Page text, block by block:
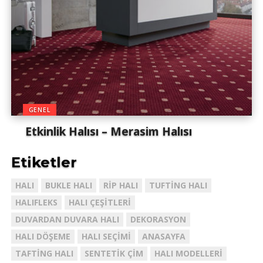
My Floor Kıvırcık Yolluklar, Toz, kir, deri kalıntıları iri taneli
serpintilerini, ürünün gözenekleri karmaşık plastik tel
dokusu ile alt tabakaya inmesini sağlamaktadır.
GENEL
Etkinlik Halısı – Merasim Halısı
Etiketler
HALI BUKLE HALI RIP HALI
TUFTING HALI
HALIFLEKS
HALI ÇEŞITLERI
DUVARDAN DUVARA HALI
DEKORASYON
HALI DÖŞEME
HALI SEÇIMI
ANASAYFA
TAFTING HALI
SENTETIK ÇIM
HALI MODELLERI